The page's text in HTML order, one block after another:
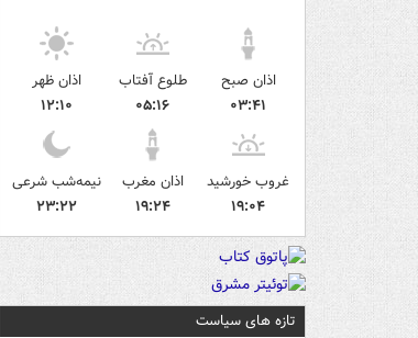
اذان صبح
۰۳:۴۱
طلوع آفتاب
۰۵:۱۶
اذان ظهر
۱۲:۱۰
غروب خورشید
۱۹:۰۴
اذان مغرب
۱۹:۲۴
نیمه‌شب شرعی
۲۳:۲۲
تازه های سیاست